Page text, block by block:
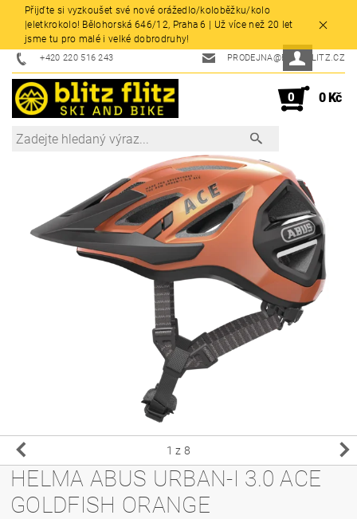
Přijďte si vyzkoušet své nové orážedlo/koloběžku/kolo
|eletkrokolo! Bělohorská 646/12, Praha 6 | Už více než 20 let
jsme tu pro malé i velké dobrodruhy!
+420 220 516 243 PRODEJNA@BLITZFLITZ.CZ
0 0 Kč
1 z 8
HELMA ABUS URBAN-I 3.0 ACE
GOLDFISH ORANGE